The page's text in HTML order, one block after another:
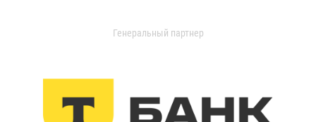
Генеральный партнер